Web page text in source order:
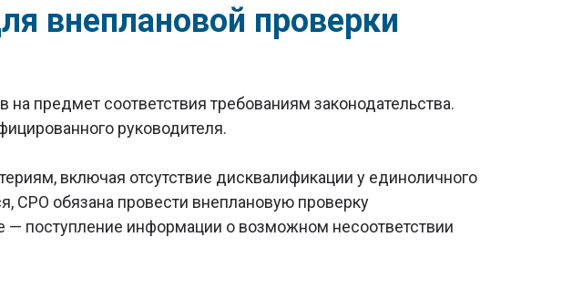
внеплановой проверки
предмет соответствия требованиям законодательства.
руководителя.
включая отсутствие дисквалификации у единоличного
СРО обязана провести внеплановую проверку
— поступление информации о возможном несоответствии